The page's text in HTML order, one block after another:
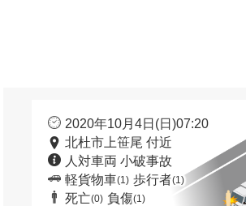
2020年10月4日(日)07:20
北杜市上笹尾 付近
人対車両 小破事故
軽貨物車(1) 歩行者(1)
死亡(0) 負傷(1)